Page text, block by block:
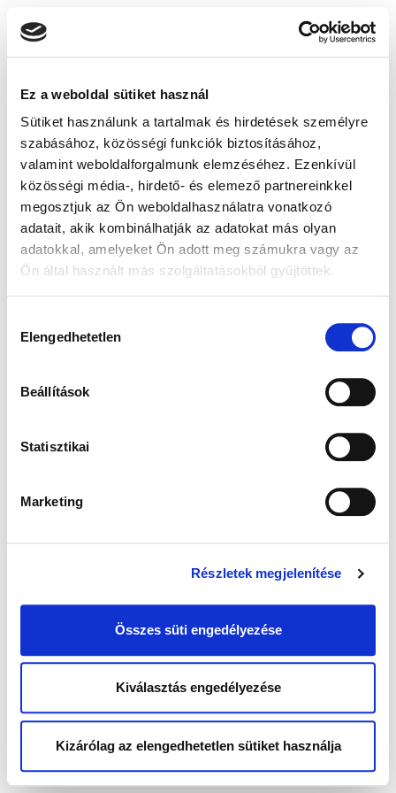
Ez a weboldal sütiket használ
Sütiket használunk a tartalmak és hirdetések személyre
szabásához, közösségi funkciók biztosításához,
valamint weboldalforgalmunk elemzéséhez. Ezenkívül
közösségi média-, hirdető- és elemező partnereinkkel
megosztjuk az Ön weboldalhasználatra vonatkozó
adatait, akik kombinálhatják az adatokat más olyan
adatokkal, amelyeket Ön adott meg számukra vagy az
Ön által használt más szolgáltatásokból gyűjtöttek.
kiválasztása
Elengedhetetlen
Beállítások
Statisztikai
Marketing
Részletek megjelenítése
Összes süti engedélyezése
Kiválasztás engedélyezése
Kizárólag az elengedhetetlen sütiket használja